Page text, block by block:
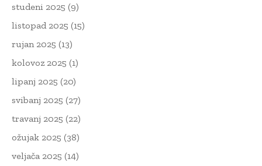
studeni 2025 (9)
listopad 2025 (15)
rujan 2025 (13)
kolovoz 2025 (1)
lipanj 2025 (20)
svibanj 2025 (27)
travanj 2025 (22)
ožujak 2025 (38)
veljača 2025 (14)